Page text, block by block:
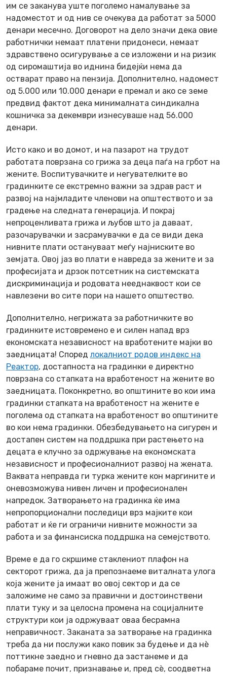
им се заканува уште поголемо намалување за
надоместот и од нив се очекува да работат за 5000
денари месечно. Договорот на дело значи дека овие
работнички немаат платени придонеси, немаат
здравствено осигурување а се изложени и на ризик
од сиромаштија во иднина бидејќи нема да
остварат право на пензија. Дополнително, надомест
од 5.000 или 10.000 денари е премал и ако се земе
предвид фактот дека минималната синдикална
кошничка за декември изнесуваше над 56.000
денари.
Исто како и во домот, и на пазарот на трудот
работата поврзана со грижа за деца паѓа на грбот на
жените. Воспитувачките и негувателките во
градинките се екстремно важни за здрав раст и
развој на најмладите членови на општеството и за
градење на следната генерација. И покрај
непроценливата грижа и љубов што ја даваат,
разочарувачки и засрамувачки е да се види дека
нивните плати остануваат меѓу најниските во
земјата. Овој јаз во плати е навреда за жените и за
професијата и дрзок потсетник на системската
дискриминација и родовата нееднаквост кои се
навлезени во сите пори на нашето општество.
Дополнително, негрижата за работничките во
градинките истовремено е и силен напад врз
економската независност на вработените мајки во
заедницата! Според локалниот родов индекс на
Реактор, достапноста на градинки е директно
поврзана со стапката на вработеност на жените во
заедницата. Поконкретно, во општините во кои има
градинки стапката на вработеност на жените е
поголема од стапката на вработеност во општините
во кои нема градинки. Обезбедувањето на сигурен и
достапен систем на поддршка при растењето на
децата е клучно за одржување на економската
независност и професионалниот развој на жената.
Ваквата неправда ги турка жените кон маргините и
оневозможува нивен личен и професионален
напредок. Затворањето на градинка ќе има
непропорционални последици врз мајките кои
работат и ќе ги ограничи нивните можности за
работа и за финансиска поддршка на семејството.
Време е да го скршиме стаклениот плафон на
секторот грижа, да ја препознаеме виталната улога
која жените ја имаат во овој сектор и да се
заложиме не само за правични и достоинствени
плати туку и за целосна промена на социјалните
структури кои ја одржуваат оваа бесрамна
неправичност. Заканата за затворање на градинка
треба да ни послужи како повик за будење и да нè
поттикне заедно и гневно да застанеме и да
побараме почит, признавање и, пред сѐ, соодветна